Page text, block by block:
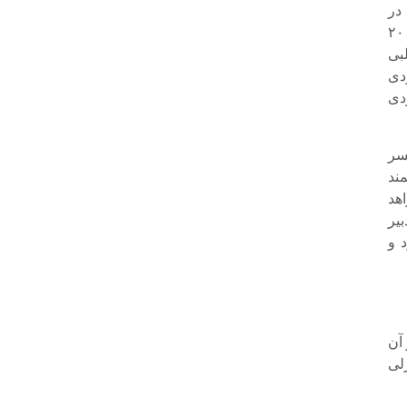
تلگراف انگلیس در ۲۷ ژانویه ۲۰۰۹
و
آن